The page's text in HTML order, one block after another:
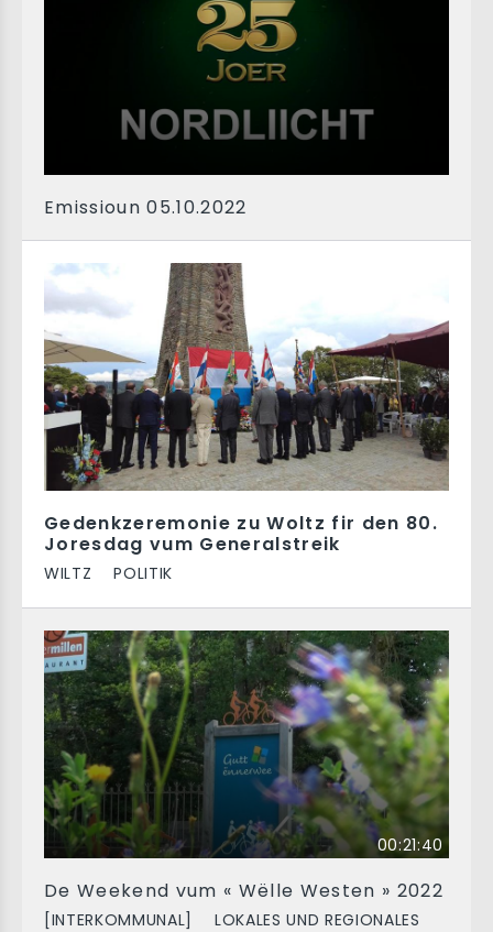
Emissioun 05.10.2022
Gedenkzeremonie zu Woltz fir den 80.
Joresdag vum Generalstreik
WILTZ POLITIK
00:21:40
De Weekend vum « Wëlle Westen » 2022
[INTERKOMMUNAL] LOKALES UND REGIONALES